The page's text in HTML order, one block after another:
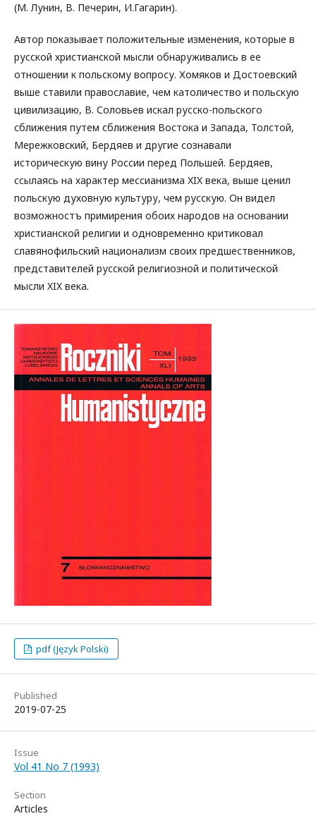
(М. Лунин, В. Печерин, И.Гагарин).
Автор показывает положительные изменения, которые в
русской христианской мысли обнаруживались в ее
отношении к польскому вопросу. Хомяков и Достоевский
выше ставили православие, чем католичество и польскую
цивилизацию, В. Соловьев искал русско-польского
сближения путем сближения Востока и Запада, Толстой,
Мережковский, Бердяев и другие сознавали
историческую вину России перед Польшей. Бердяев,
ссылаясь на характер мессианизма XIX века, выше ценил
польскую духовную культуру, чем русскую. Он видел
возможностъ примирения обоих народов на основании
христианской религии и одновременно критиковал
славянофильский национализм своих предшественников,
представителей русской религиозной и политической
мысли XIX века.
pdf (Język Polski)
Published
2019-07-25
Issue
Vol 41 No 7 (1993)
Section
Articles